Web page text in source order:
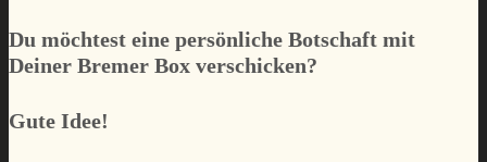
Du möchtest eine persönliche Botschaft mit
Deiner Bremer Box verschicken?
Gute Idee!